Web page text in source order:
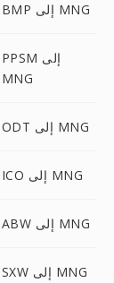
BMP إلى MNG
PPSM إلى
MNG
ODT إلى MNG
ICO إلى MNG
ABW إلى MNG
SXW إلى MNG